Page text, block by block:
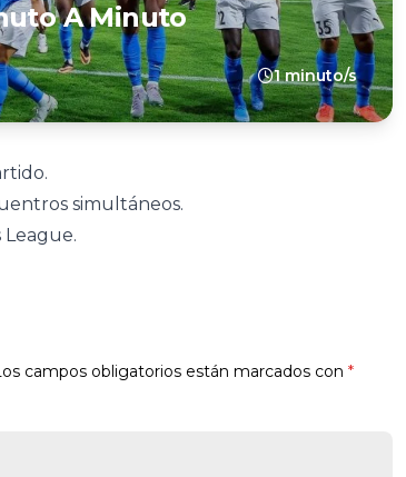
A Minuto
1 minuto/s
simultáneos.
League.
campos obligatorios están marcados con *